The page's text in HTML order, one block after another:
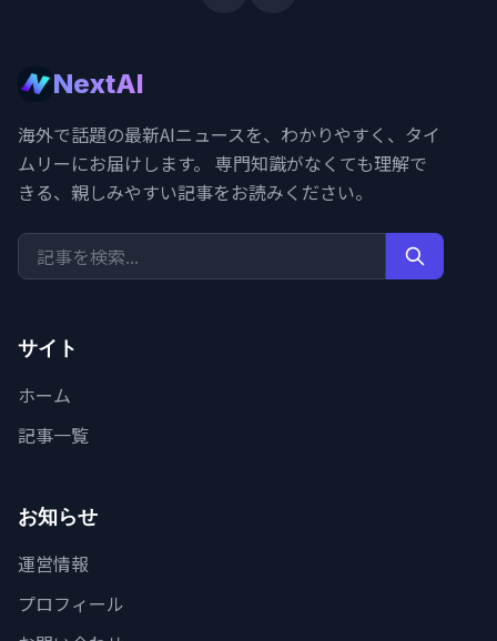
NextAI
海外で話題の最新AIニュースを、わかりやすく、タイ
ムリーにお届けします。 専門知識がなくても理解で
きる、親しみやすい記事をお読みください。
サイト
ホーム
記事一覧
お知らせ
運営情報
プロフィール